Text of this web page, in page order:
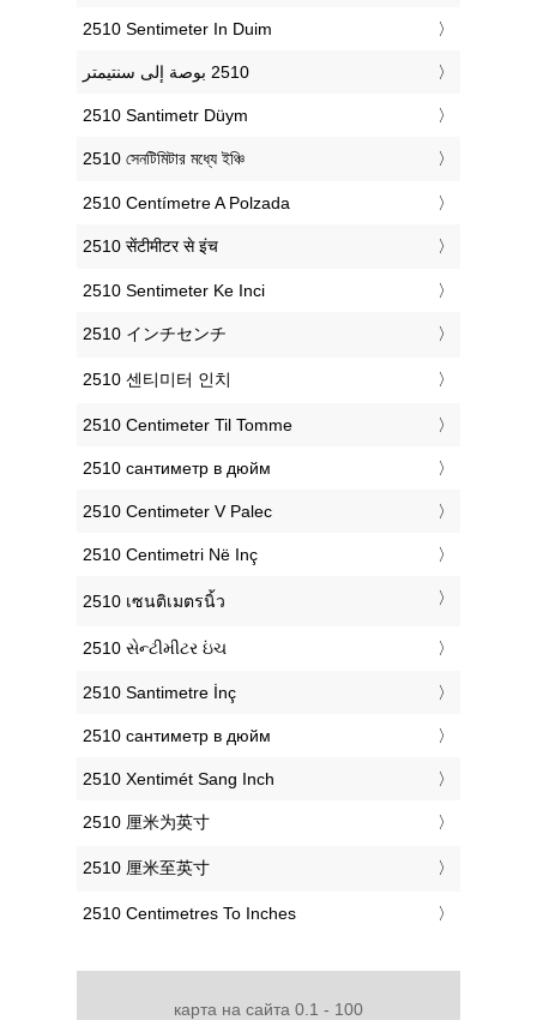
‎2510 Sentimeter In Duim
‎2510 Santimetr Düym
‎2510 সেনটিমিটার মধ্যে ইঞ্চি
‎2510 Centímetre A Polzada
‎2510 सेंटीमीटर से इंच
‎2510 Sentimeter Ke Inci
‎2510 インチセンチ
‎2510 센티미터 인치
‎2510 Centimeter Til Tomme
‎2510 сантиметр в дюйм
‎2510 Centimeter V Palec
‎2510 Centimetri Në Inç
‎2510 เซนติเมตรนิ้ว
‎2510 સેન્ટીમીટર ઇંચ
‎2510 Santimetre İnç
‎2510 сантиметр в дюйм
‎2510 Xentimét Sang Inch
‎2510 厘米为英寸
‎2510 厘米至英寸
‎2510 Centimetres To Inches
карта на сайта 0.1 - 100